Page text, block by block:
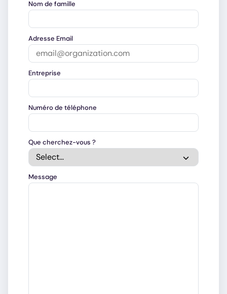
Nom de famille
Adresse Email
Entreprise
Numéro de téléphone
Que cherchez-vous ?
Message